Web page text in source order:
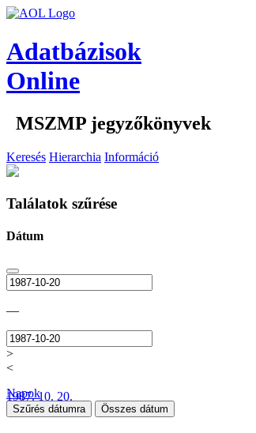
Adatbázisok
Online
MSZMP jegyzőkönyvek
Keresés Hierarchia Információ
Találatok szűrése
Dátum
—
>
<
1987. 10. 20.
Napok
Szűrés dátumra Összes dátum